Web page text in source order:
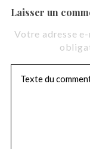
Laisser un
Votre adresse
c
e